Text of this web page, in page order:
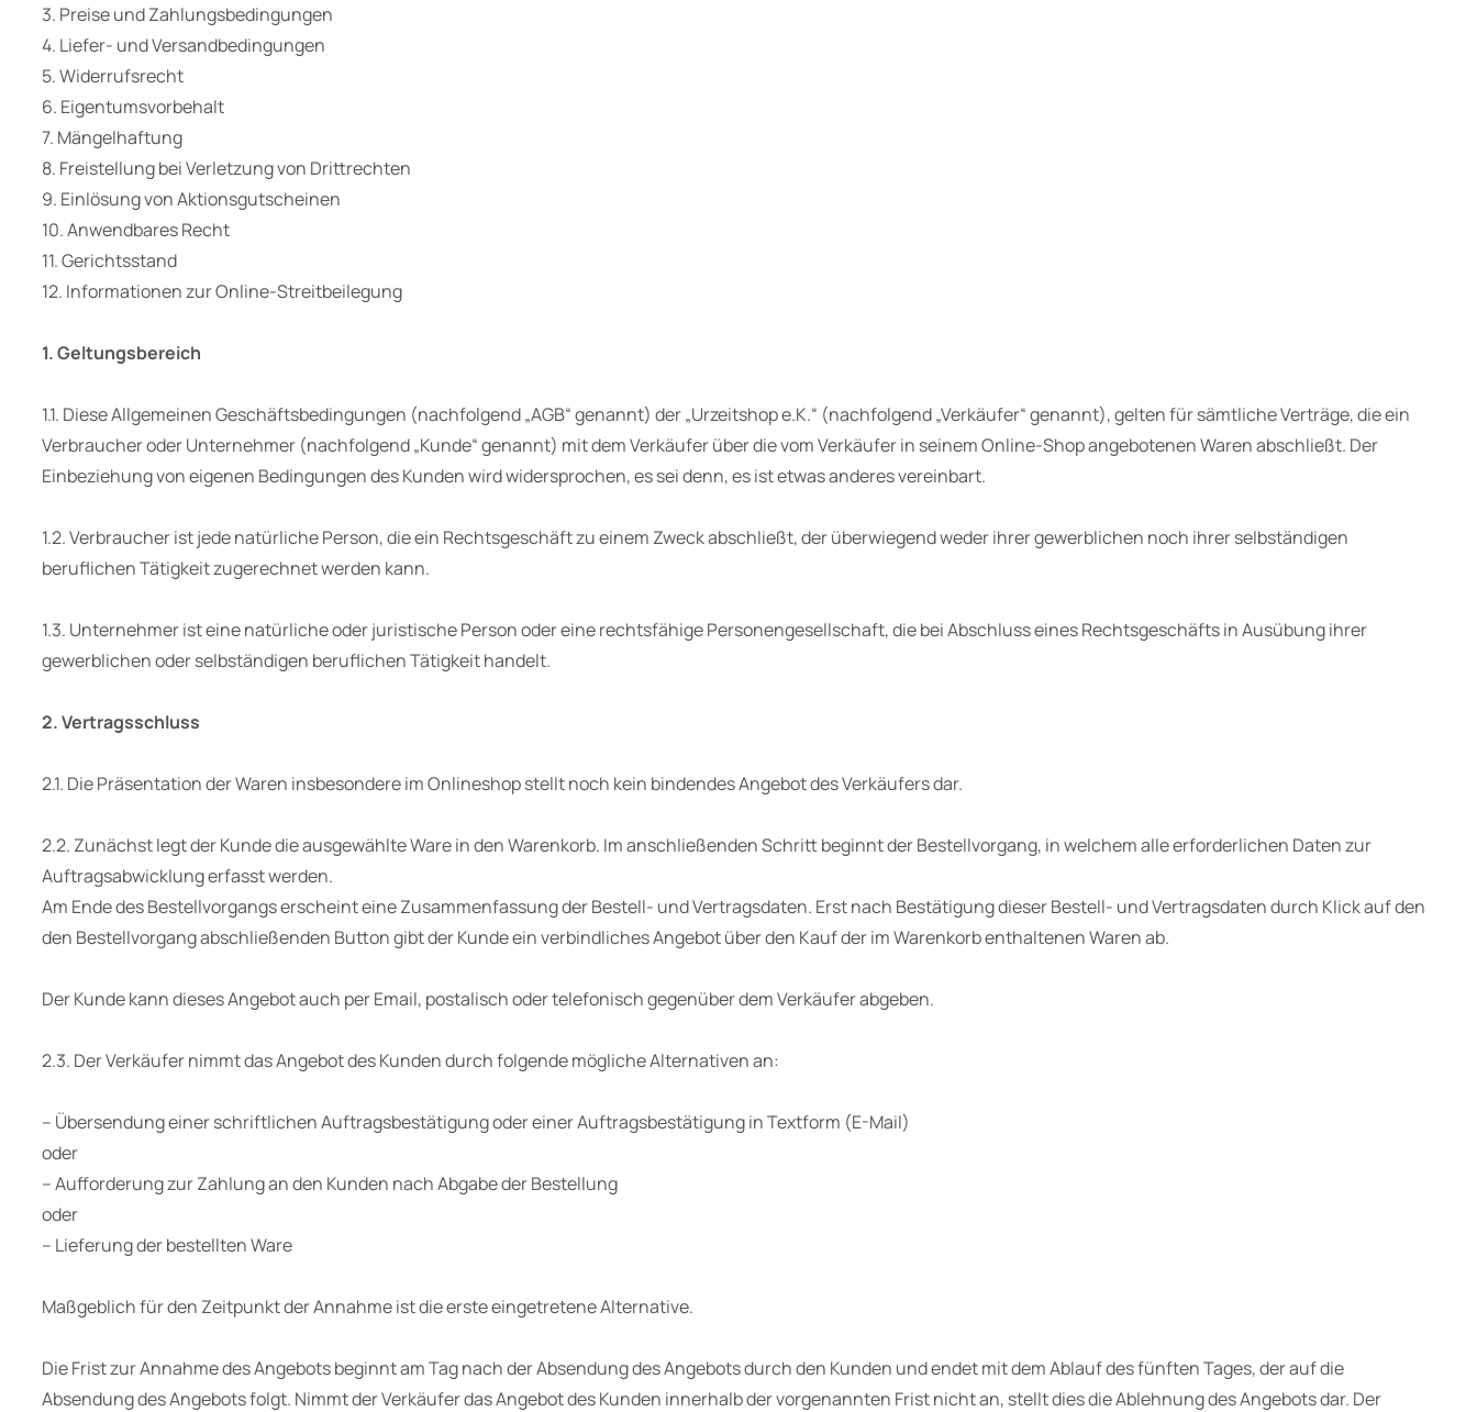
3. Preise und Zahlungsbedingungen
4. Liefer- und Versandbedingungen
5. Widerrufsrecht
6. Eigentumsvorbehalt
7. Mängelhaftung
8. Freistellung bei Verletzung von Drittrechten
9. Einlösung von Aktionsgutscheinen
10. Anwendbares Recht
11. Gerichtsstand
12. Informationen zur Online-Streitbeilegung
1. Geltungsbereich
1.1. Diese Allgemeinen Geschäftsbedingungen (nachfolgend „AGB“ genannt) der „Urzeitshop e.K.“ (nachfolgend „Verkäufer“ genannt), gelten für sämtliche Verträge, die ein
Verbraucher oder Unternehmer (nachfolgend „Kunde“ genannt) mit dem Verkäufer über die vom Verkäufer in seinem Online-Shop angebotenen Waren abschließt. Der
Einbeziehung von eigenen Bedingungen des Kunden wird widersprochen, es sei denn, es ist etwas anderes vereinbart.
1.2. Verbraucher ist jede natürliche Person, die ein Rechtsgeschäft zu einem Zweck abschließt, der überwiegend weder ihrer gewerblichen noch ihrer selbständigen
beruflichen Tätigkeit zugerechnet werden kann.
1.3. Unternehmer ist eine natürliche oder juristische Person oder eine rechtsfähige Personengesellschaft, die bei Abschluss eines Rechtsgeschäfts in Ausübung ihrer
gewerblichen oder selbständigen beruflichen Tätigkeit handelt.
2. Vertragsschluss
2.1. Die Präsentation der Waren insbesondere im Onlineshop stellt noch kein bindendes Angebot des Verkäufers dar.
2.2. Zunächst legt der Kunde die ausgewählte Ware in den Warenkorb. Im anschließenden Schritt beginnt der Bestellvorgang, in welchem alle erforderlichen Daten zur
Auftragsabwicklung erfasst werden.
Am Ende des Bestellvorgangs erscheint eine Zusammenfassung der Bestell- und Vertragsdaten. Erst nach Bestätigung dieser Bestell- und Vertragsdaten durch Klick auf den
den Bestellvorgang abschließenden Button gibt der Kunde ein verbindliches Angebot über den Kauf der im Warenkorb enthaltenen Waren ab.
Der Kunde kann dieses Angebot auch per Email, postalisch oder telefonisch gegenüber dem Verkäufer abgeben.
2.3. Der Verkäufer nimmt das Angebot des Kunden durch folgende mögliche Alternativen an:
– Übersendung einer schriftlichen Auftragsbestätigung oder einer Auftragsbestätigung in Textform (E-Mail)
oder
– Aufforderung zur Zahlung an den Kunden nach Abgabe der Bestellung
oder
– Lieferung der bestellten Ware
Maßgeblich für den Zeitpunkt der Annahme ist die erste eingetretene Alternative.
Die Frist zur Annahme des Angebots beginnt am Tag nach der Absendung des Angebots durch den Kunden und endet mit dem Ablauf des fünften Tages, der auf die
Absendung des Angebots folgt. Nimmt der Verkäufer das Angebot des Kunden innerhalb der vorgenannten Frist nicht an, stellt dies die Ablehnung des Angebots dar. Der